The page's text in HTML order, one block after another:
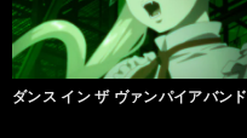
ダンス イン ザ ヴァンパイアバンド